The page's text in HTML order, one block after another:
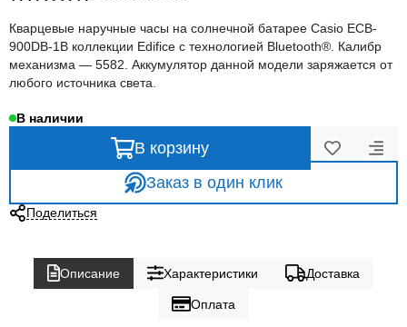
Кварцевые наручные часы на солнечной батарее Casio ECB-
900DB-1B коллекции Edifice с технологией Bluetooth®. Калибр
механизма — 5582. Аккумулятор данной модели заряжается от
любого источника света.
В наличии
В корзину
Заказ в один клик
Поделиться
Описание Характеристики Доставка
Оплата